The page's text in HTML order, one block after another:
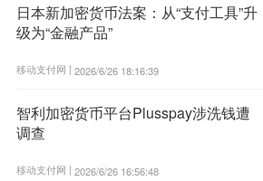
日本新加密货币法案：从“支付工具”升
级为“金融产品”
移动支付网 | 2026/6/26 18:16:39
智利加密货币平台Plusspay涉洗钱遭
调查
移动支付网 | 2026/6/26 16:56:48